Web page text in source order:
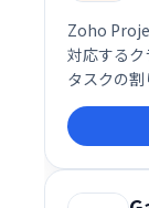
Zoho
対応する
タスクの
況の可視
推進を支援